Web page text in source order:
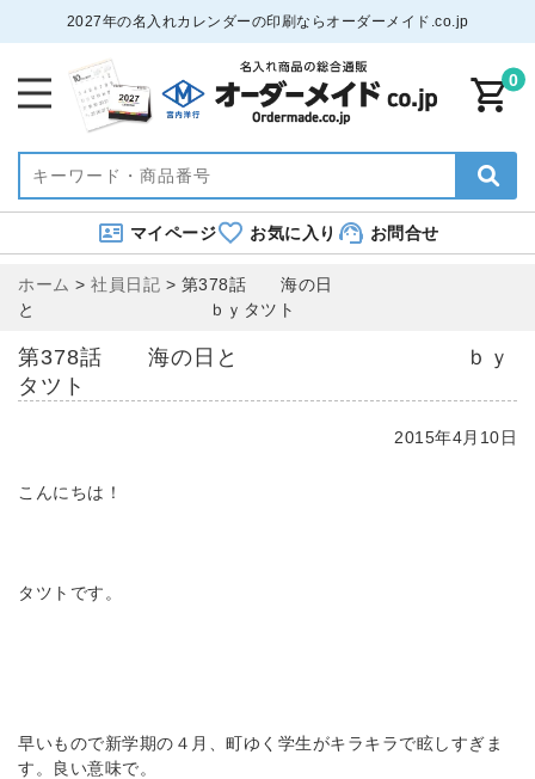
2027年の名入れカレンダーの印刷ならオーダーメイド.co.jp
0
マイページ お気に入り お問合せ
ホーム > 社員日記 > 第378話 海の日
と ｂｙタツト
第378話 海の日と ｂｙ
タツト
2015年4月10日
こんにちは！
タツトです。
早いもので新学期の４月、町ゆく学生がキラキラで眩しすぎま
す。良い意味で。